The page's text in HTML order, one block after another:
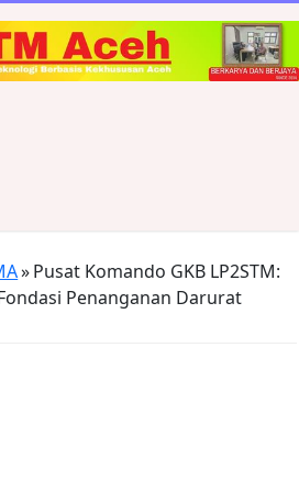
»Pusat Komando GKB LP2STM:
Penanganan Darurat